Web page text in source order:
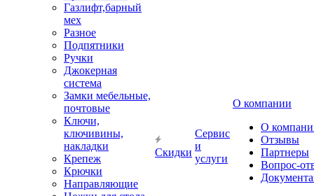
Газлифт,барный
мех
Разное
Подпятники
Ручки
Джокерная
система
Замки мебельные,
почтовые
Ключи,
ключивины,
накладки
Крепеж
Крючки
Направляющие
Скидки
Сервис
и
услуги
О компании
О
Отзывы
Партнеры
Вопрос-